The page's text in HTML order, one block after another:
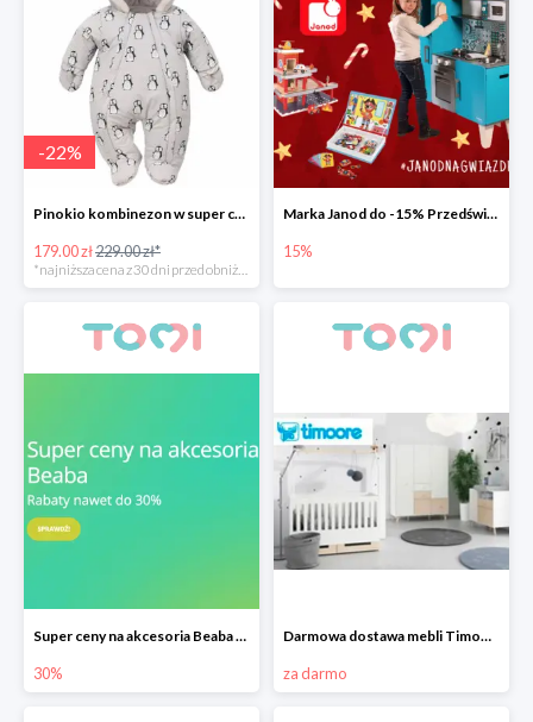
-22%
Pinokio kombinezon w super cenie
179.00 zł229.00 zł*
*najniższa cena z 30 dni przed obniżką
Marka Janod do -15% Przedświąteczna promocja.
15%
Super ceny na akcesoria Beaba do -30%
30%
Darmowa dostawa mebli Timoore
za darmo